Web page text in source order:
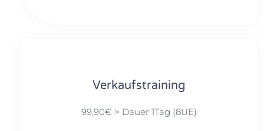
Verkaufstraining
99,90€ > Dauer 1Tag (8UE)